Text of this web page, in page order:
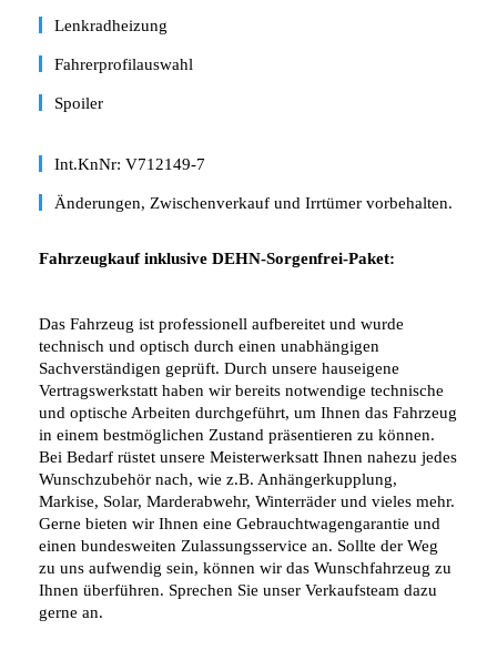
Lenkradheizung
Fahrerprofilauswahl
Spoiler
Int.KnNr: V712149-7
Änderungen, Zwischenverkauf und Irrtümer vorbehalten.
Fahrzeugkauf inklusive DEHN-Sorgenfrei-Paket:
Das Fahrzeug ist professionell aufbereitet und wurde
technisch und optisch durch einen unabhängigen
Sachverständigen geprüft. Durch unsere hauseigene
Vertragswerkstatt haben wir bereits notwendige technische
und optische Arbeiten durchgeführt, um Ihnen das Fahrzeug
in einem bestmöglichen Zustand präsentieren zu können.
Bei Bedarf rüstet unsere Meisterwerksatt Ihnen nahezu jedes
Wunschzubehör nach, wie z.B. Anhängerkupplung,
Markise, Solar, Marderabwehr, Winterräder und vieles mehr.
Gerne bieten wir Ihnen eine Gebrauchtwagengarantie und
einen bundesweiten Zulassungsservice an. Sollte der Weg
zu uns aufwendig sein, können wir das Wunschfahrzeug zu
Ihnen überführen. Sprechen Sie unser Verkaufsteam dazu
gerne an.